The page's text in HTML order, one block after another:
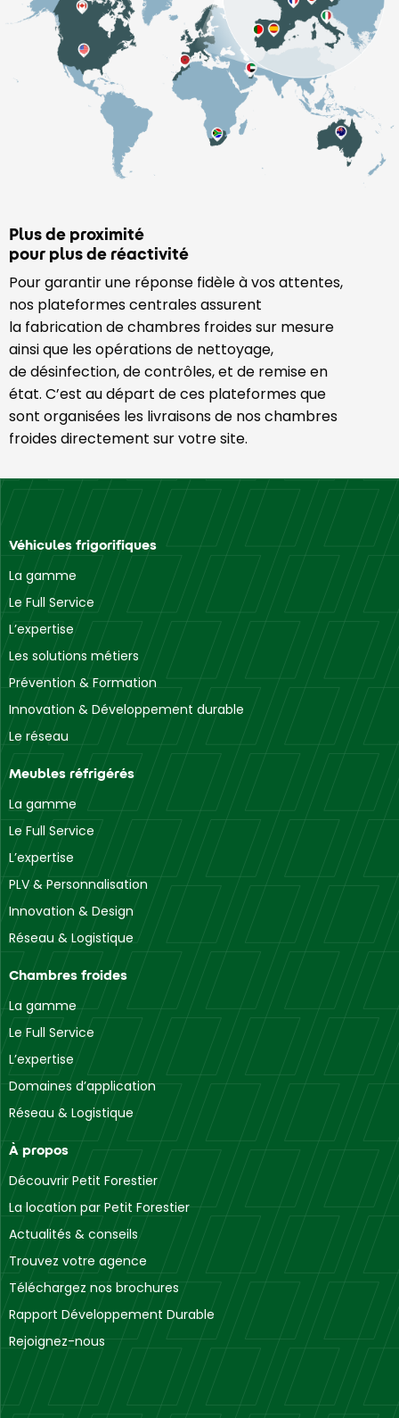
Plus de proximité
pour plus de réactivité
Pour garantir une réponse fidèle à vos attentes,
nos plateformes centrales assurent
la fabrication de chambres froides sur mesure
ainsi que les opérations de nettoyage,
de désinfection, de contrôles, et de remise en
état. C’est au départ de ces plateformes que
sont organisées les livraisons de nos chambres
froides directement sur votre site.
Véhicules frigorifiques
La gamme
Le Full Service
L’expertise
Les solutions métiers
Prévention & Formation
Innovation & Développement durable
Le réseau
Meubles réfrigérés
La gamme
Le Full Service
L’expertise
PLV & Personnalisation
Innovation & Design
Réseau & Logistique
Chambres froides
La gamme
Le Full Service
L’expertise
Domaines d’application
Réseau & Logistique
À propos
Découvrir Petit Forestier
La location par Petit Forestier
Actualités & conseils
Trouvez votre agence
Téléchargez nos brochures
Rapport Développement Durable
Rejoignez-nous